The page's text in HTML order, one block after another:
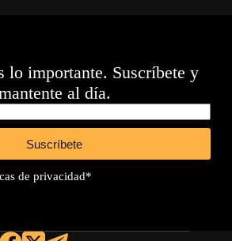
lo importante. Suscríbete y
al día.
Suscríbete
de privacidad*